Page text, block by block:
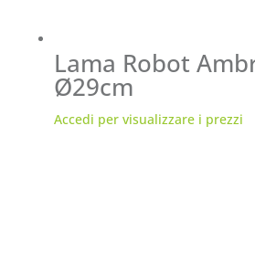
Lama Robot
Ø29cm
Accedi per visualizzare i prezzi